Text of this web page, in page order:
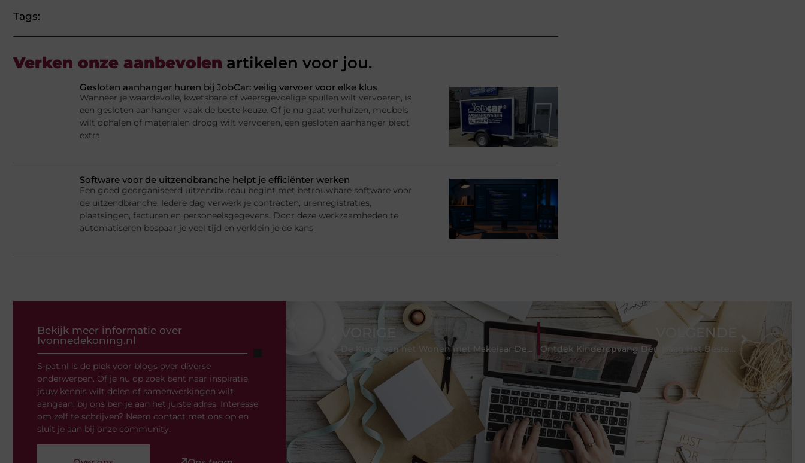
Tags:
Verken onze aanbevolen artikelen voor jou.
Gesloten aanhanger huren bij JobCar: veilig vervoer voor elke klus
Wanneer je waardevolle, kwetsbare of weersgevoelige spullen wilt vervoeren, is
een gesloten aanhanger vaak de beste keuze. Of je nu gaat verhuizen, meubels
wilt ophalen of materialen droog wilt vervoeren, een gesloten aanhanger biedt
extra
Software voor de uitzendbranche helpt je efficiënter werken
Een goed georganiseerd uitzendbureau begint met betrouwbare software voor
de uitzendbranche. Iedere dag verwerk je contracten, urenregistraties,
plaatsingen, facturen en personeelsgegevens. Door deze werkzaamheden te
automatiseren bespaar je veel tijd en verklein je de kans
Bekijk meer informatie over
Ivonnedekoning.nl
S-pat.nl is de plek voor blogs over diverse
onderwerpen. Of je nu op zoek bent naar inspiratie,
jouw kennis wilt delen of samenwerkingen wilt
aangaan, bij ons ben je aan het juiste adres. Interesse
om zelf te schrijven? Neem contact met ons op en
sluit je aan bij onze community.
VORIGE
De Kunst van het Wonen met Makelaar Den Haag
VOLGENDE
Ontdek Kinderopvang Den Haag Het Beste voor Uw Kind